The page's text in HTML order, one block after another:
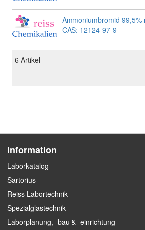
Ammoniumbromid 99,5%
CAS: 12124-97-9
6 Artikel
Information
Laborkatalog
Sartorius
Reiss Labortechnik
Spezialglastechnik
Laborplanung, -bau & -einrichtung